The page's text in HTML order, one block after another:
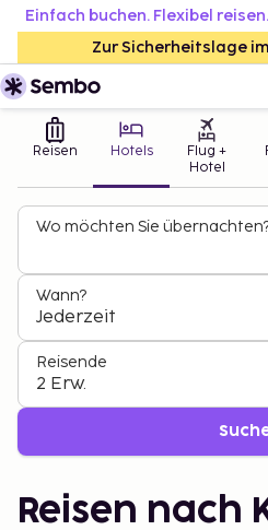
Einfach buchen. Flexibel
Zur Sicherheitslage
Reisen Hotels
Flug +
Hotel
Wo möchten Sie
Wann?
Jederzeit
Reisende
2 Erw.
Reisen nach